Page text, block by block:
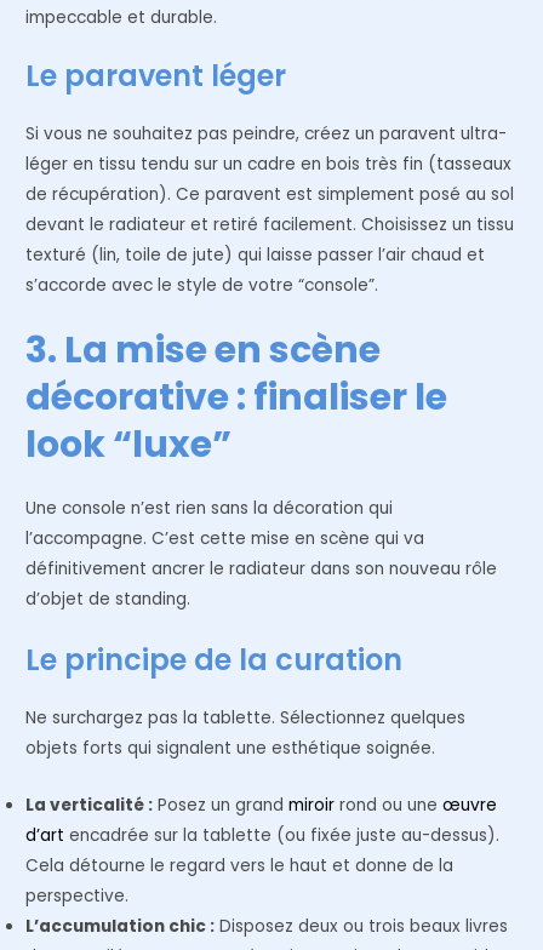
impeccable et durable.
Le paravent léger
Si vous ne souhaitez pas peindre, créez un paravent ultra-
léger en tissu tendu sur un cadre en bois très fin (tasseaux
de récupération). Ce paravent est simplement posé au sol
devant le radiateur et retiré facilement. Choisissez un tissu
texturé (lin, toile de jute) qui laisse passer l’air chaud et
s’accorde avec le style de votre “console”.
3. La mise en scène
décorative : finaliser le
look “luxe”
Une console n’est rien sans la décoration qui
l’accompagne. C’est cette mise en scène qui va
définitivement ancrer le radiateur dans son nouveau rôle
d’objet de standing.
Le principe de la curation
Ne surchargez pas la tablette. Sélectionnez quelques
objets forts qui signalent une esthétique soignée.
La verticalité : Posez un grand miroir rond ou uneœuvre
d’art encadrée sur la tablette (ou fixée juste au-dessus).
Cela détourne le regard vers le haut et donne de la
perspective.
L’accumulation chic : Disposez deux ou trois beaux livres